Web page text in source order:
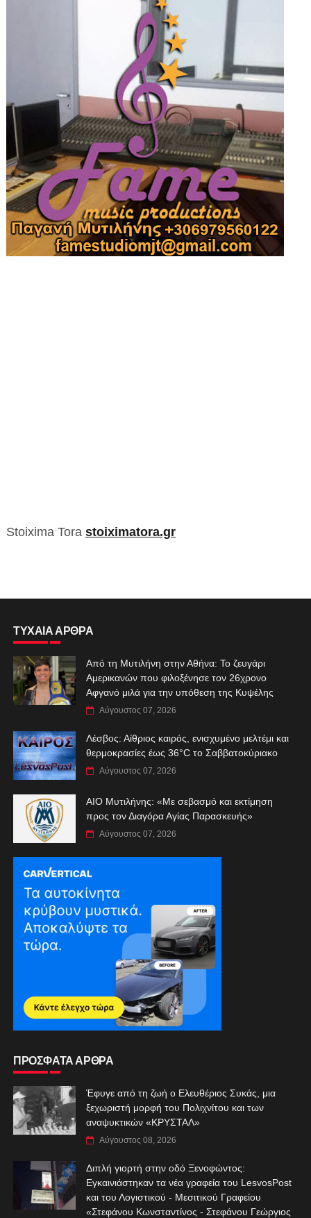
Stoixima Tora stoiximatora.gr
ΤΥΧΑΙΑ ΑΡΘΡΑ
Από τη Μυτιλήνη στην Αθήνα: Το ζευγάρι
Αμερικανών που φιλοξένησε τον 26χρονο
Αφγανό μιλά για την υπόθεση της Κυψέλης
Αύγουστος 07, 2026
Λέσβος: Αίθριος καιρός, ενισχυμένο μελτέμι και
θερμοκρασίες έως 36°C το Σαββατοκύριακο
Αύγουστος 07, 2026
ΑIO Μυτιλήνης: «Με σεβασμό και εκτίμηση
προς τον Διαγόρα Αγίας Παρασκευής»
Αύγουστος 07, 2026
ΠΡΟΣΦΑΤΑ ΑΡΘΡΑ
Έφυγε από τη ζωή ο Ελευθέριος Συκάς, μια
ξεχωριστή μορφή του Πολιχνίτου και των
αναψυκτικών «ΚΡΥΣΤΑΛ»
Αύγουστος 08, 2026
Διπλή γιορτή στην οδό Ξενοφώντος:
Εγκαινιάστηκαν τα νέα γραφεία του LesvosPost
και του Λογιστικού - Μεσιτικού Γραφείου
«Στεφάνου Κωνσταντίνος - Στεφάνου Γεώργιος